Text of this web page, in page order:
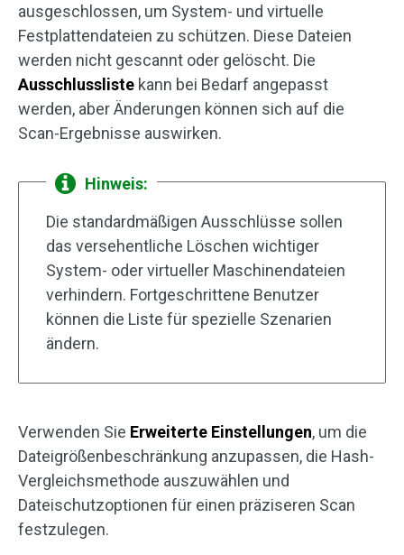
ausgeschlossen, um System- und virtuelle
Festplattendateien zu schützen. Diese Dateien
werden nicht gescannt oder gelöscht. Die
Ausschlussliste kann bei Bedarf angepasst
werden, aber Änderungen können sich auf die
Scan-Ergebnisse auswirken.
Hinweis:
Die standardmäßigen Ausschlüsse sollen
das versehentliche Löschen wichtiger
System- oder virtueller Maschinendateien
verhindern. Fortgeschrittene Benutzer
können die Liste für spezielle Szenarien
ändern.
Verwenden Sie Erweiterte Einstellungen, um die
Dateigrößenbeschränkung anzupassen, die Hash-
Vergleichsmethode auszuwählen und
Dateischutzoptionen für einen präziseren Scan
festzulegen.